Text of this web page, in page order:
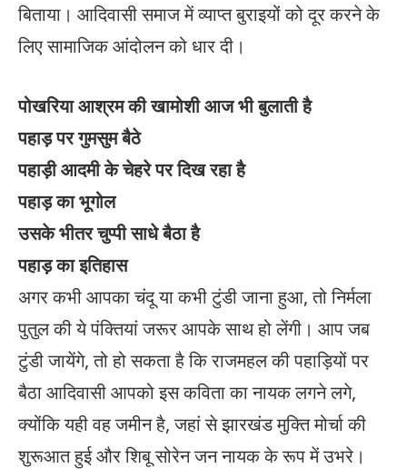
बिताया। आदिवासी समाज में व्याप्त बुराइयों को दूर करने के
लिए सामाजिक आंदोलन को धार दी।
पोखरिया आश्रम की खामोशी आज भी बुलाती है
पहाड़ पर गुमसुम बैठे
पहाड़ी आदमी के चेहरे पर दिख रहा है
पहाड़ का भूगोल
उसके भीतर चुप्पी साधे बैठा है
पहाड़ का इतिहास
अगर कभी आपका चंदू या कभी टुंडी जाना हुआ, तो निर्मला
पुतुल की ये पंक्तियां जरूर आपके साथ हो लेंगी। आप जब
टुंडी जायेंगे, तो हो सकता है कि राजमहल की पहाड़ियों पर
बैठा आदिवासी आपको इस कविता का नायक लगने लगे,
क्योंकि यही वह जमीन है, जहां से झारखंड मुक्ति मोर्चा की
शुरूआत हुई और शिबू सोरेन जन नायक के रूप में उभरे।